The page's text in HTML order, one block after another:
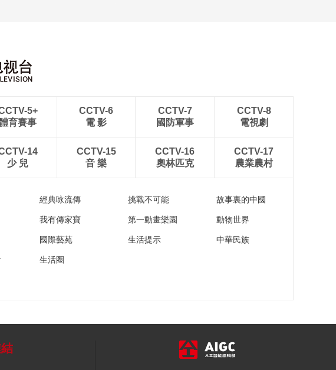
5+
育賽事
CCTV-6
電 影
CCTV-7
國防軍事
CCTV-8
電視劇
14
少 兒
CCTV-15
音 樂
CCTV-16
奧林匹克
CCTV-17
農業農村
經典咏流傳 挑戰不可能 故事裏的中國
我有傳家寶 第一動畫樂園 動物世界
國際藝苑 生活提示 中華民族
生活圈